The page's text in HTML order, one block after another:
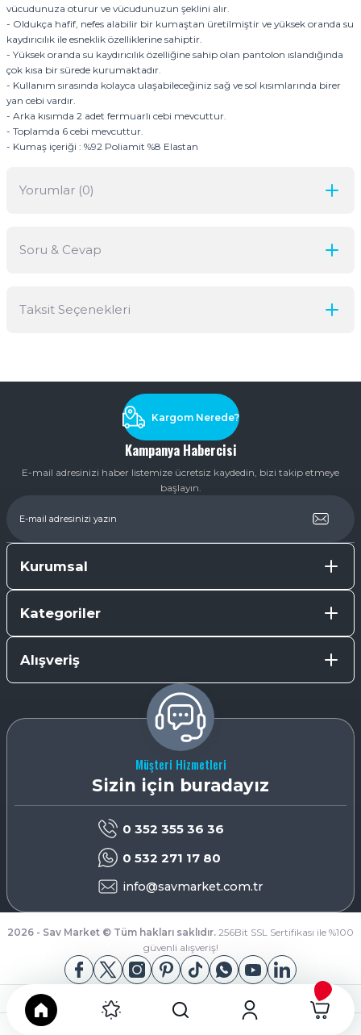
vücudunuza oturur ve vücudunuzun şeklini alır.
- Oldukça hafif, nefes alabilir bir kumaştan üretilmiştir ve yüksek oranda su
kaydırıcılık ile esneklik özelliklerine sahiptir.
- Yüksek oranda su kaydırıcılık özelliğine sahip olan pantolon ıslandığında
çok kısa bir sürede kurumaktadır.
- Kullanım sırasında kolayca ulaşabileceğiniz sağ ve sol kısımlarında birer
yan cebi vardır.
- Arka kısımda 2 adet fermuarlı cebi mevcuttur.
- Toplamda 6 cebi mevcuttur.
- Kumaş içeriği : %92 Poliamit %8 Elastan
Yorumlar (0)
Soru & Cevap
Taksit Seçenekleri
Kampanya Habercisi
E-mail adresinizi haber listemize ücretsiz kaydedin, bizi takip etmeye
başlayın.
Kargom Nerede?
Kurumsal
Kategoriler
Alışveriş
Müşteri Hizmetleri
Sizin için buradayız
0 352 355 36 36
0 532 271 17 80
info@savmarket.com.tr
2026 - Sav Market © Tüm hakları saklıdır. 256Bit SSL Sertifikası ile %100
güvenli alışveriş!
Google Play